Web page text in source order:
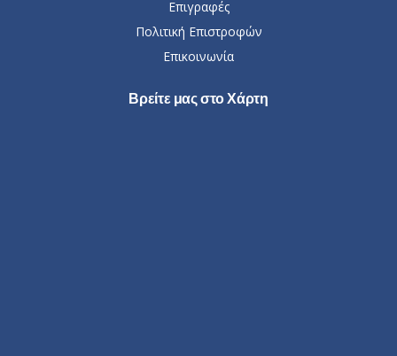
Επιγραφές
Πολιτική Επιστροφών
Επικοινωνία
Βρείτε μας στο Χάρτη